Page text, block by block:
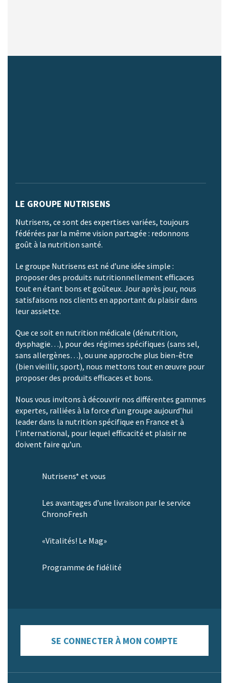
LE GROUPE NUTRISENS
Nutrisens, ce sont des expertises variées, toujours
fédérées par la même vision partagée : redonnons
goût à la nutrition santé.
Le groupe Nutrisens est né d’une idée simple :
proposer des produits nutritionnellement efficaces
tout en étant bons et goûteux. Jour après jour, nous
satisfaisons nos clients en apportant du plaisir dans
leur assiette.
Que ce soit en nutrition médicale (dénutrition,
dysphagie…), pour des régimes spécifiques (sans sel,
sans allergènes…), ou une approche plus bien-être
(bien vieillir, sport), nous mettons tout en œuvre pour
proposer des produits efficaces et bons.
Nous vous invitons à découvrir nos différentes gammes
expertes, ralliées à la force d’un groupe aujourd’hui
leader dans la nutrition spécifique en France et à
l’international, pour lequel efficacité et plaisir ne
doivent faire qu’un.
Nutrisens* et vous
Les avantages d’une livraison par le service
ChronoFresh
«Vitalités! Le Mag»
Programme de fidélité
SE CONNECTER À MON COMPTE